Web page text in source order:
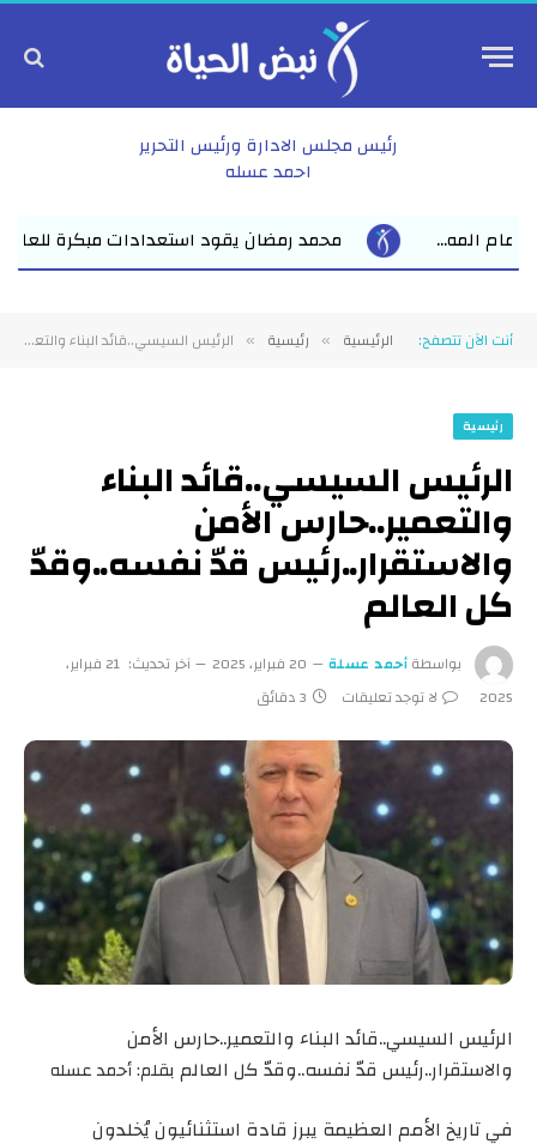
رئيس مجلس الادارة ورئيس التحرير
احمد عسله
استعدادات مبكرة للعام الدراسي الجديد بفاقوس لقاء موسع
أنت الآن تتصفح: الرئيسية » رئيسية » الرئيس السيسي..قائد البناء والتعمير..حارس الأمن والاستقرار..رئيس قدّ نفسه..وقدّ كل العالم
رئيسية
الرئيس السيسي..قائد البناء
والتعمير..حارس الأمن
والاستقرار..رئيس قدّ نفسه..وقدّ
كل العالم
بواسطةأحمد عسلة 20 فبراير، 2025 آخر تحديث:
21 فبراير،
2025
لا توجد تعليقات 3 دقائق
الرئيس السيسي..قائد البناء والتعمير..حارس الأمن
والاستقرار..رئيس قدّ نفسه..وقدّ كل العالم بقلم: أحمد عسله
في تاريخ الأمم العظيمة يبرز قادة استثنائيون يُخلدون